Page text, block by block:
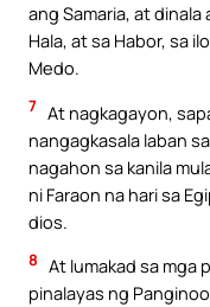
ang Samaria, at dinala
Hala, at sa Habor, sa
Medo.
7 At nagkagayon,
nangagkasala laban
nagahon sa kanila
ni Faraon na hari sa
dios.
8 At lumakad sa mga
pinalayas ng